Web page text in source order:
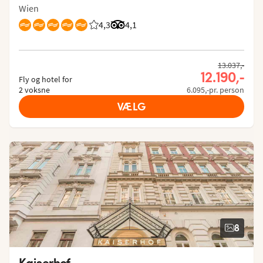
Wien
4,3
Bedømmelse fra Spies gæster: 4.295/5
4,1
Bedømmelse fra Tripadvisor: 4.1 of
Fly og hotel for
2 voksne
13.037,-
12.190,-
6.095,-pr. person
VÆLG
8